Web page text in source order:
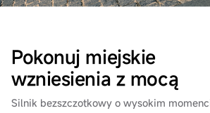
Pokonuj miejskie
wzniesienia z mocą
Silnik bezszczotkowy o wysokim